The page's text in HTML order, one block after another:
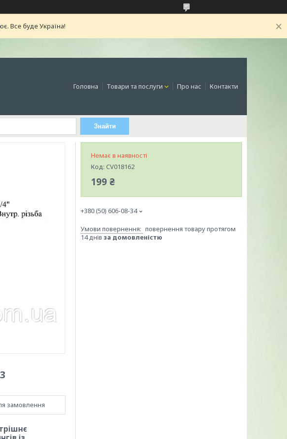
Все буде Україна!
Головна Товари та послуги Про нас Контакти
Знайти
замовлення
Немає в наявності
Код: CV018162
199 ₴
+380 (50) 606-08-34
повернення товару протягом
14 днів за домовленістю